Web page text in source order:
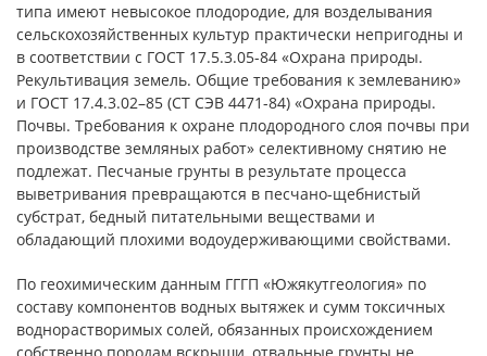
типа имеют невысокое плодородие, для возделывания
сельскохозяйственных культур практически непригодны и
в соответствии с ГОСТ 17.5.3.05-84 «Охрана природы.
Рекультивация земель. Общие требования к землеванию»
и ГОСТ 17.4.3.02–85 (СТ СЭВ 4471-84) «Охрана природы.
Почвы. Требования к охране плодородного слоя почвы при
производстве земляных работ» селективному снятию не
подлежат. Песчаные грунты в результате процесса
выветривания превращаются в песчано-щебнистый
субстрат, бедный питательными веществами и
обладающий плохими водоудерживающими свойствами.
По геохимическим данным ГГГП «Южякутгеология» по
составу компонентов водных вытяжек и сумм токсичных
воднорастворимых солей, обязанных происхождением